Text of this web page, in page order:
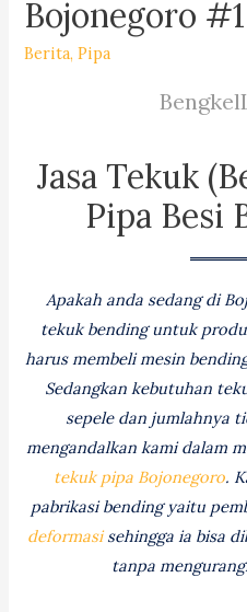
Bojonegoro
Berita,Pipa
Jasa Tekuk
Pipa Besi
Apakah anda sedang di
tekuk bending untuk
harus membeli mesin
Sedangkan kebutuhan
sepele dan jumlahnya
mengandalkan kami dalam
tekuk pipa Bojonegoro.
pabrikasi bending yaitu
deformasisehingga ia bisa
tanpa